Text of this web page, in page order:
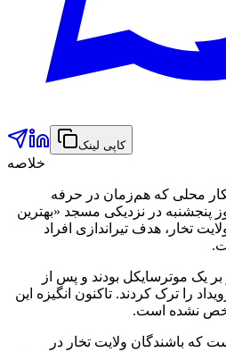
کاپی لینک
خلاصه
محلی که هم‌زمان در حرفه
پنجشنبه در نزدیکی مسجد «بهترین
تخار، هدف تیراندازی افراد
یک موترسایکل بودند و پس از
را ترک کردند. تاکنون انگیزه این
نشده است.
که باشندگان ولایت تخار در